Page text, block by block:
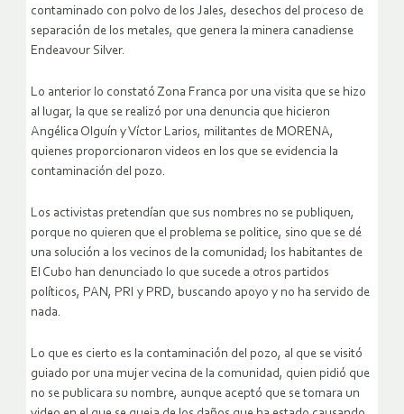
contaminado con polvo de los Jales, desechos del proceso de
separación de los metales, que genera la minera canadiense
Endeavour Silver.
Lo anterior lo constató Zona Franca por una visita que se hizo
al lugar, la que se realizó por una denuncia que hicieron
Angélica Olguín y Víctor Larios, militantes de MORENA,
quienes proporcionaron videos en los que se evidencia la
contaminación del pozo.
Los activistas pretendían que sus nombres no se publiquen,
porque no quieren que el problema se politice, sino que se dé
una solución a los vecinos de la comunidad; los habitantes de
El Cubo han denunciado lo que sucede a otros partidos
políticos, PAN, PRI y PRD, buscando apoyo y no ha servido de
nada.
Lo que es cierto es la contaminación del pozo, al que se visitó
guiado por una mujer vecina de la comunidad, quien pidió que
no se publicara su nombre, aunque aceptó que se tomara un